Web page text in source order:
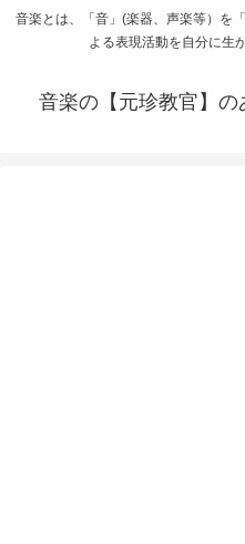
音楽とは、「音」(楽器、声楽等）を
よる表現活動を自分に生
音楽の【元珍教官】